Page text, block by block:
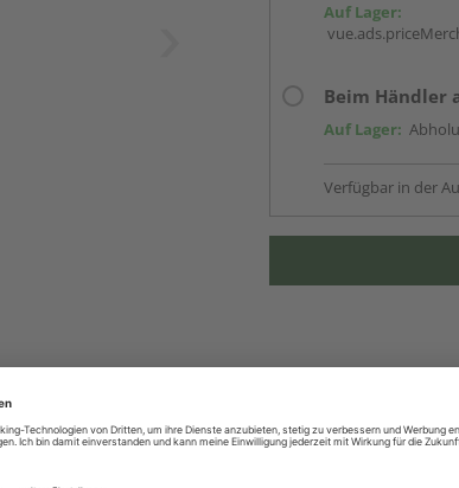
Auf Lager:
Beim Händler
Auf Lager:
Verfügbar in der